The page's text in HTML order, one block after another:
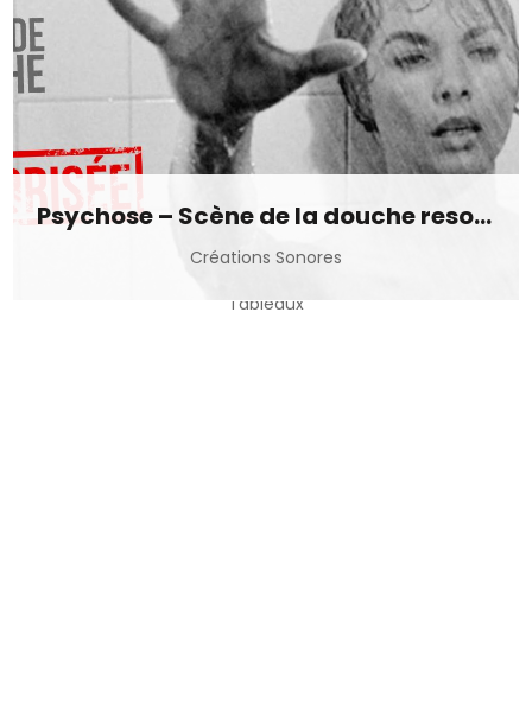
Psychose – Scène de la douche resonorisée
Créations Sonores
Lo desconegut
Tableaux